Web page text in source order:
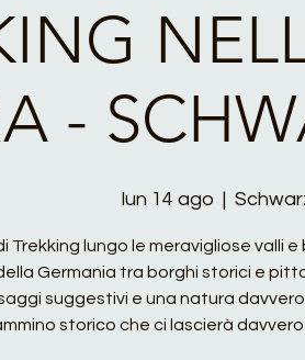
-
lun 14 ago
  |
Trekking lungo le meravigliose valli
Germania tra borghi storici e
suggestivi e una natura
storico che ci lascierà